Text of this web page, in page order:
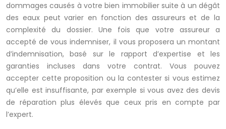
dommages causés à votre bien immobilier suite à un dégât
des eaux peut varier en fonction des assureurs et de la
complexité du dossier. Une fois que votre assureur a
accepté de vous indemniser, il vous proposera un montant
d’indemnisation, basé sur le rapport d’expertise et les
garanties incluses dans votre contrat. Vous pouvez
accepter cette proposition ou la contester si vous estimez
qu’elle est insuffisante, par exemple si vous avez des devis
de réparation plus élevés que ceux pris en compte par
l’expert.